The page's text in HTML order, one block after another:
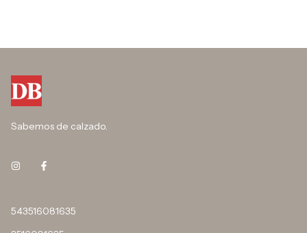
Sabemos de calzado.
543516081635